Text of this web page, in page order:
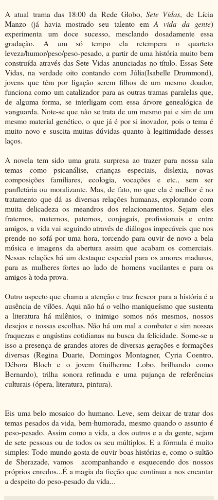
A atual trama das 18:00 da Rede Globo,Sete Vidas, de Lícia
Manzo (já havia mostrado seu talento emA vida da gente)
experimenta um doce sucesso, mesclando dosadamente essa
gradação. A um só tempo ela retempera o quarteto
leveza/humor/peso/peso-pesado, a partir de uma história muito bem
construída através das Sete Vidas anunciadas no título. Essas Sete
Vidas, na verdade oito contando com Júlia(Isabelle Drummond),
jovens que têm por ligação serem filhos de um mesmo doador,
funciona como um catalizador para as outras tramas paralelas que,
de alguma forma, se interligam com essa árvore genealógica de
vanguarda. Note-se que não se trata de um mesmo pai e sim de um
mesmo material genético, o que já é por si inovador, pois o tema é
muito novo e suscita muitas dúvidas quanto à legitimidade desses
laços.
A novela tem sido uma grata surpresa ao trazer para nossa sala
temas como psicanálise, crianças especiais, dislexia, novas
composições familiares, ecologia, vocações e etc., sem ser
panfletária ou moralizante. Mas, de fato, no que ela é melhor é no
tratamento que dá as diversas relações humanas, explorando com
muita delicadeza os meandros dos relacionamentos. Sejam eles
fraternos, maternos, paternos, conjugais, profissionais e entre
amigos, a vida vai seguindo através de diálogos impecáveis que nos
prende no sofá por uma hora, torcendo para ouvir de novo a bela
música e imagens da abertura assim que acabam os comerciais.
Nessas relações há um destaque especial para os amores maduros,
para as mulheres fortes ao lado de homens vacilantes e para os
amigos à toda prova.
Outro aspecto que chama a atenção e traz frescor para a história é a
ausência de vilões. Aqui não há o velho maniqueísmo que sustenta
a literatura há milênios, o inimigo somos nós mesmos, nossos
desejos e nossas escolhas. Não há um mal a combater e sim nossas
fraquezas e angústias cotidianas na busca da felicidade. Some-se a
isso a presença de grandes atores de diversas gerações e formações
diversas (Regina Duarte, Domingos Montagner, Cyria Coentro,
Débora Bloch e o jovem Guilherme Lobo, brilhando como
Bernardo), trilha sonora refinada e uma pujança de referências
culturais (ópera, literatura, pintura).
Eis uma belo mosaico do humano. Leve, sem deixar de tratar dos
temas pesados da vida, bem-humorada, mesmo quando o assunto é
peso-pesado. Assim como a vida, a dos outros e a da gente, sejam
de sete pessoas ou de todos os seu múltiplos. E a fórmula é muito
simples: Todo mundo gosta de ouvir boas histórias e, como o sultão
de Sherazade, vamos acompanhando e esquecendo dos nossos
próprios enredos...É a magia da ficção que continua a nos encantar
a despeito do peso-pesado da vida...